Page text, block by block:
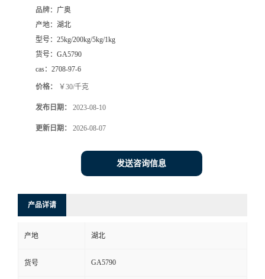
品牌： 广奥
产地： 湖北
型号： 25kg/200kg/5kg/1kg
货号： GA5790
cas： 2708-97-6
价格： ￥30/千克
发布日期： 2023-08-10
更新日期： 2026-08-07
发送咨询信息
产品详请
产地 湖北
货号 GA5790